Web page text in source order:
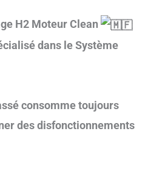
H2 Moteur Clean
dans le Système
consomme toujours
des disfonctionnements